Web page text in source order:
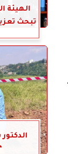
الهيئة
تبحث